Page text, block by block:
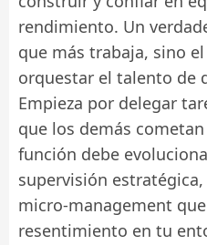
rendimiento. Un
que más trabaja, sino
orquestar el talento de
Empieza por delegar
que los demás
función debe
supervisión
micro-management
resentimiento en tu